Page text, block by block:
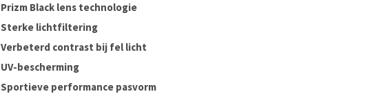
Prizm Black lens technologie
Sterke lichtfiltering
Verbeterd contrast bij fel licht
UV-bescherming
Sportieve performance pasvorm